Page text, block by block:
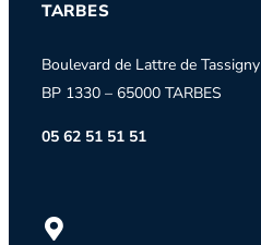
TARBES
Boulevard de Lattre de Tassigny
BP 1330 – 65000 TARBES
05 62 51 51 51